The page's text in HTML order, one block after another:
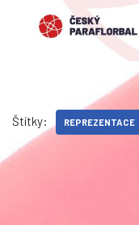
Štítky: REPREZENTACE